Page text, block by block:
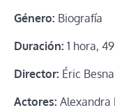
Género: Biografía
Duración: 1 hora,
Director: Éric
Actores: Alexandra